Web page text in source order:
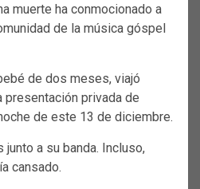
muerte ha conmocionado a
de la música góspel
de dos meses, viajó
presentación privada de
de este 13 de diciembre.
a su banda. Incluso,
cansado.